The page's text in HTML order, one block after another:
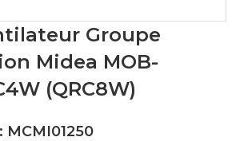
Groupe
Midea MOB-
(QRC8W)
MCMI01250